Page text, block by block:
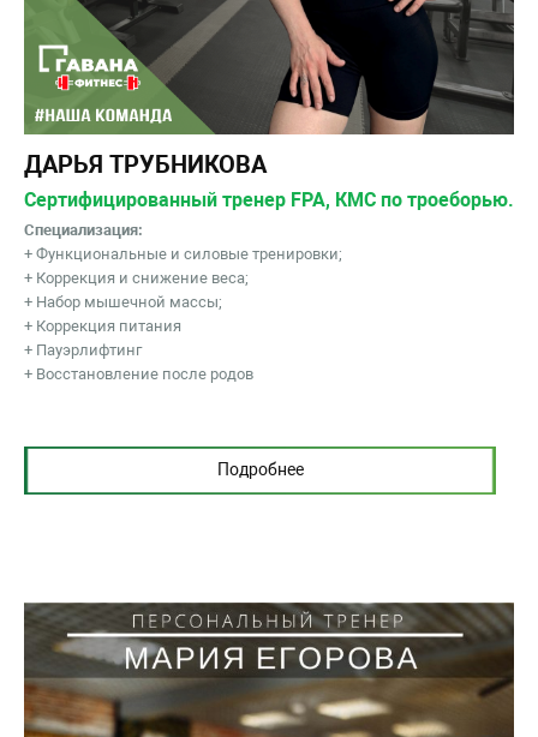
ДАРЬЯ ТРУБНИКОВА
Сертифицированный тренер FPA, КМС по троеборью.
Специализация:
+ Функциональные и силовые тренировки;
+ Коррекция и снижение веса;
+ Набор мышечной массы;
+ Коррекция питания
+ Пауэрлифтинг
+ Восстановление после родов
Подробнее